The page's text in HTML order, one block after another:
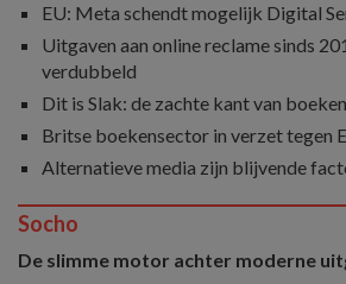
EU: Meta schendt mogelijk Digital
Uitgaven aan online reclame sinds
verdubbeld
Dit is Slak: de zachte kant van
Britse boekensector in verzet tegen
Alternatieve media zijn blijvende
Socho
De slimme motor achter moderne